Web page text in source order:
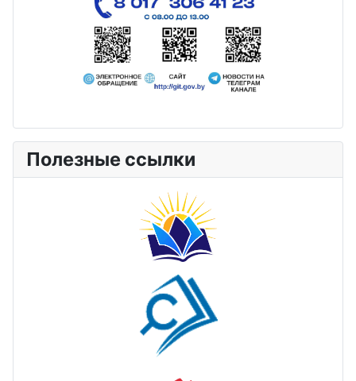
Полезные ссылки